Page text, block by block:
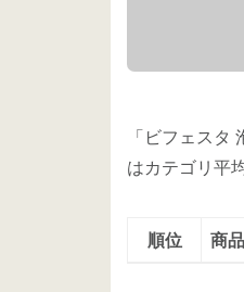
「ビフェスタ
はカテゴリ平
順位 商